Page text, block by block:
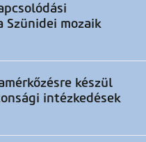
mozaik
készül
intézkedések